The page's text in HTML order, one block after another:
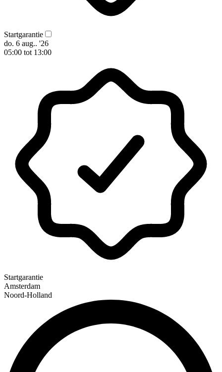
Startgarantie
do. 6 aug.. '26
05:00 tot 13:00
Startgarantie
Amsterdam
Noord-Holland